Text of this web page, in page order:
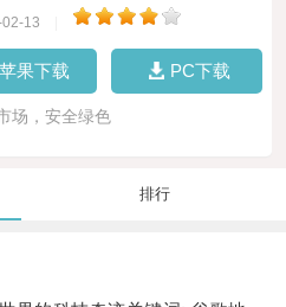
13
苹果下载 PC下载
场，安全绿色
排行